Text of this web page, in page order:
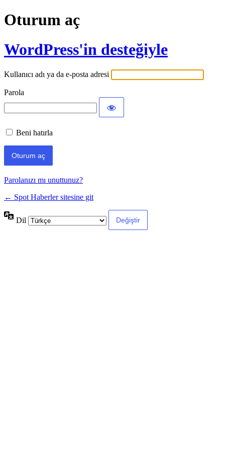
Oturum aç
WordPress'in desteğiyle
Kullanıcı adı ya da e-posta adresi
Parola
Beni hatırla
Parolanızı mı unuttunuz?
← Spot Haberler sitesine git
Dil